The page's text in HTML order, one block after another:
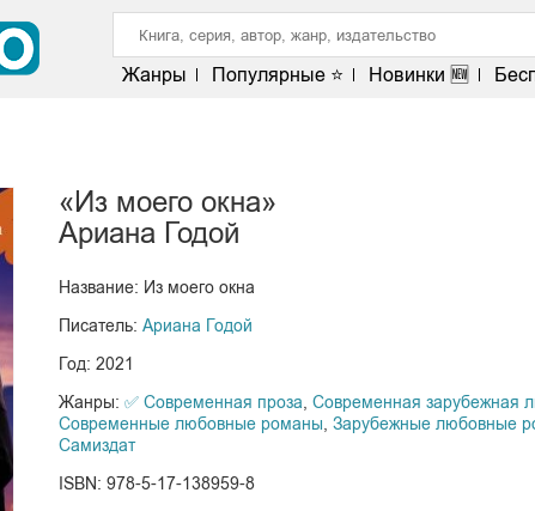
Жанры Популярные ⭐ Новинки 🆕
«Из моего окна»
Ариана Годой
Название: Из моего окна
Писатель: Ариана Годой
Год: 2021
Жанры: ✅ Современная проза Современная зарубежная
Современные любовные романы Зарубежные любовные
Самиздат
ISBN: 978-5-17-138959-8